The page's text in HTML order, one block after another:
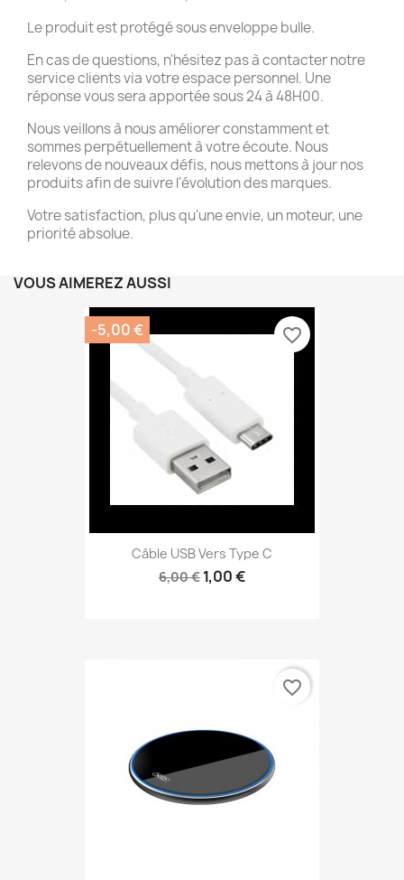
Le produit est protégé sous enveloppe bulle.
En cas de questions, n'hésitez pas à contacter notre
service clients via votre espace personnel. Une
réponse vous sera apportée sous 24 à 48H00.
Nous veillons à nous améliorer constamment et
sommes perpétuellement à votre écoute. Nous
relevons de nouveaux défis, nous mettons à jour nos
produits afin de suivre l'évolution des marques.
Votre satisfaction, plus qu'une envie, un moteur, une
priorité absolue.
VOUS AIMEREZ AUSSI
Câble USB Vers Type C
6,00 € 1,00 €
-5,00 € favorite_border
favorite_border